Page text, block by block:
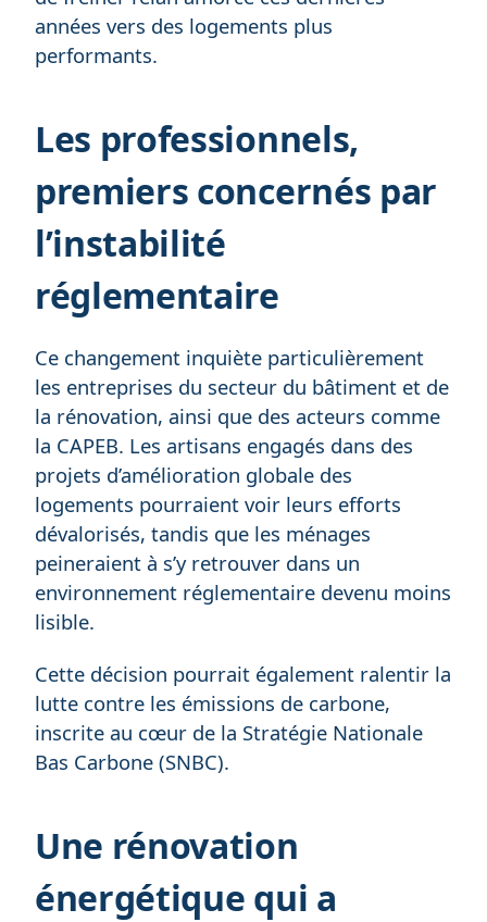
années vers des logements plus
performants.
Les professionnels,
premiers concernés par
l’instabilité
réglementaire
Ce changement inquiète particulièrement
les entreprises du secteur du bâtiment et de
la rénovation, ainsi que des acteurs comme
la CAPEB. Les artisans engagés dans des
projets d’amélioration globale des
logements pourraient voir leurs efforts
dévalorisés, tandis que les ménages
peineraient à s’y retrouver dans un
environnement réglementaire devenu moins
lisible.
Cette décision pourrait également ralentir la
lutte contre les émissions de carbone,
inscrite au cœur de la Stratégie Nationale
Bas Carbone (SNBC).
Une rénovation
énergétique qui a